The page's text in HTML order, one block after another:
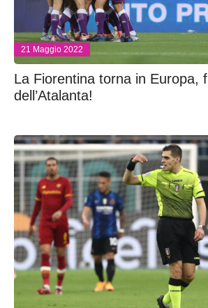
21 Maggio 2022
La Fiorentina torna in Europa,
dell’Atalanta!